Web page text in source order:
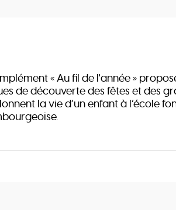
« Au fil de l'année »
de découverte des fêtes et des
la vie d’un enfant à l’école